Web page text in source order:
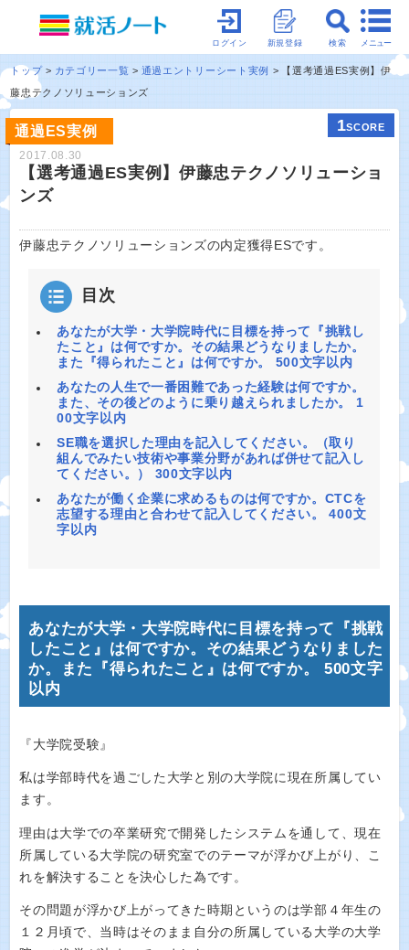
メニュー
検索
新規登録
ログイン
トップ カテゴリー一覧 通過エントリーシート実例
【選考通過ES実例】伊
藤忠テクノソリューションズ
通過ES実例 1SCORE
2017.08.30
【選考通過ES実例】伊藤忠テクノソリューショ
ンズ
伊藤忠テクノソリューションズの内定獲得ESです。
目次
あなたが大学・大学院時代に目標を持って『挑戦し
たこと』は何ですか。その結果どうなりましたか。
また『得られたこと』は何ですか。 500文字以内
あなたの人生で一番困難であった経験は何ですか。
また、その後どのように乗り越えられましたか。 1
00文字以内
SE職を選択した理由を記入してください。（取り
組んでみたい技術や事業分野があれば併せて記入し
てください。） 300文字以内
あなたが働く企業に求めるものは何ですか。CTCを
志望する理由と合わせて記入してください。 400文
字以内
あなたが大学・大学院時代に目標を持って『挑戦
したこと』は何ですか。その結果どうなりました
か。また『得られたこと』は何ですか。 500文字
以内
『大学院受験』
私は学部時代を過ごした大学と別の大学院に現在所属してい
ます。
理由は大学での卒業研究で開発したシステムを通して、現在
所属している大学院の研究室でのテーマが浮かび上がり、こ
れを解決することを決心した為です。
その問題が浮かび上がってきた時期というのは学部４年生の
１２月頃で、当時はそのまま自分の所属している大学の大学